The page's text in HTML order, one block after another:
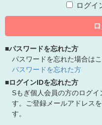
ログイ
■パスワードを忘れた方
パスワードを忘れた場合は
パスワードを忘れた方
■ログインIDを忘れた方
Sもぎ個人会員の方のログ
す。ご登録メールアドレス
す。